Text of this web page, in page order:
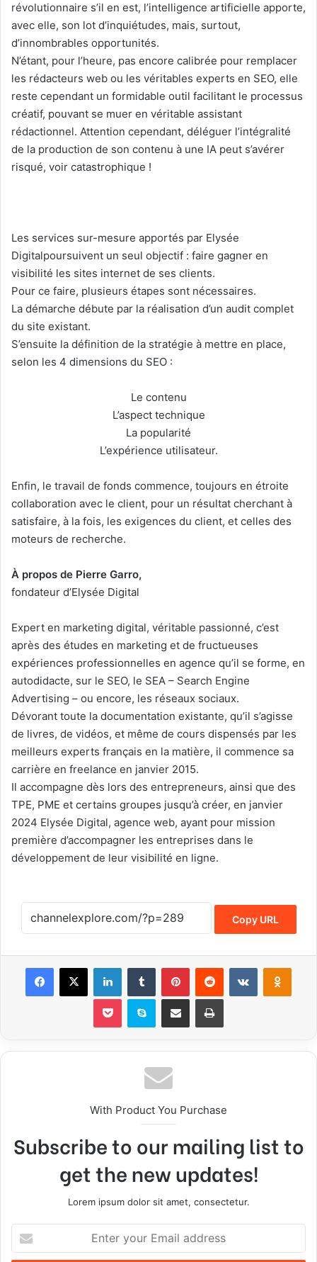
révolutionnaire s’il en est, l’intelligence artificielle apporte,
avec elle, son lot d’inquiétudes, mais, surtout,
d’innombrables opportunités.
N’étant, pour l’heure, pas encore calibrée pour remplacer
les rédacteurs web ou les véritables experts en SEO, elle
reste cependant un formidable outil facilitant le processus
créatif, pouvant se muer en véritable assistant
rédactionnel. Attention cependant, déléguer l’intégralité
de la production de son contenu à une IA peut s’avérer
risqué, voir catastrophique !
Les services sur-mesure apportés par Elysée
Digitalpoursuivent un seul objectif : faire gagner en
visibilité les sites internet de ses clients.
Pour ce faire, plusieurs étapes sont nécessaires.
La démarche débute par la réalisation d’un audit complet
du site existant.
S’ensuite la définition de la stratégie à mettre en place,
selon les 4 dimensions du SEO :
Le contenu
L’aspect technique
La popularité
L’expérience utilisateur.
Enfin, le travail de fonds commence, toujours en étroite
collaboration avec le client, pour un résultat cherchant à
satisfaire, à la fois, les exigences du client, et celles des
moteurs de recherche.
À propos de Pierre Garro,
fondateur d’Elysée Digital
Expert en marketing digital, véritable passionné, c’est
après des études en marketing et de fructueuses
expériences professionnelles en agence qu’il se forme, en
autodidacte, sur le SEO, le SEA – Search Engine
Advertising – ou encore, les réseaux sociaux.
Dévorant toute la documentation existante, qu’il s’agisse
de livres, de vidéos, et même de cours dispensés par les
meilleurs experts français en la matière, il commence sa
carrière en freelance en janvier 2015.
Il accompagne dès lors des entrepreneurs, ainsi que des
TPE, PME et certains groupes jusqu’à créer, en janvier
2024 Elysée Digital, agence web, ayant pour mission
première d’accompagner les entreprises dans le
développement de leur visibilité en ligne.
Copy URL
With Product You Purchase
Subscribe to our mailing list to
get the new updates!
Lorem ipsum dolor sit amet, consectetur.